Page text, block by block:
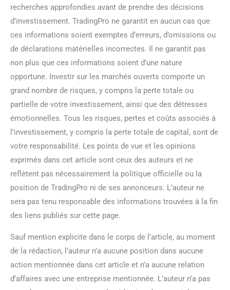
recherches approfondies avant de prendre des décisions
d’investissement. TradingPro ne garantit en aucun cas que
ces informations soient exemptes d’erreurs, d’omissions ou
de déclarations matérielles incorrectes. Il ne garantit pas
non plus que ces informations soient d’une nature
opportune. Investir sur les marchés ouverts comporte un
grand nombre de risques, y compris la perte totale ou
partielle de votre investissement, ainsi que des détresses
émotionnelles. Tous les risques, pertes et coûts associés à
l’investissement, y compris la perte totale de capital, sont de
votre responsabilité. Les points de vue et les opinions
exprimés dans cet article sont ceux des auteurs et ne
reflètent pas nécessairement la politique officielle ou la
position de TradingPro ni de ses annonceurs. L’auteur ne
sera pas tenu responsable des informations trouvées à la fin
des liens publiés sur cette page.
Sauf mention explicite dans le corps de l’article, au moment
de la rédaction, l’auteur n’a aucune position dans aucune
action mentionnée dans cet article et n’a aucune relation
d’affaires avec une entreprise mentionnée. L’auteur n’a pas